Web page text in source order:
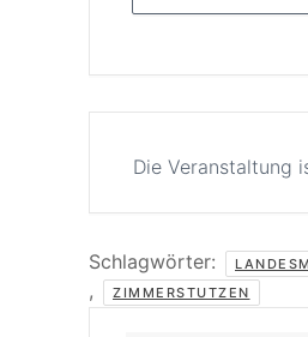
Die Veranstaltung
Schlagwörter:
, ZIMMERSTUTZEN